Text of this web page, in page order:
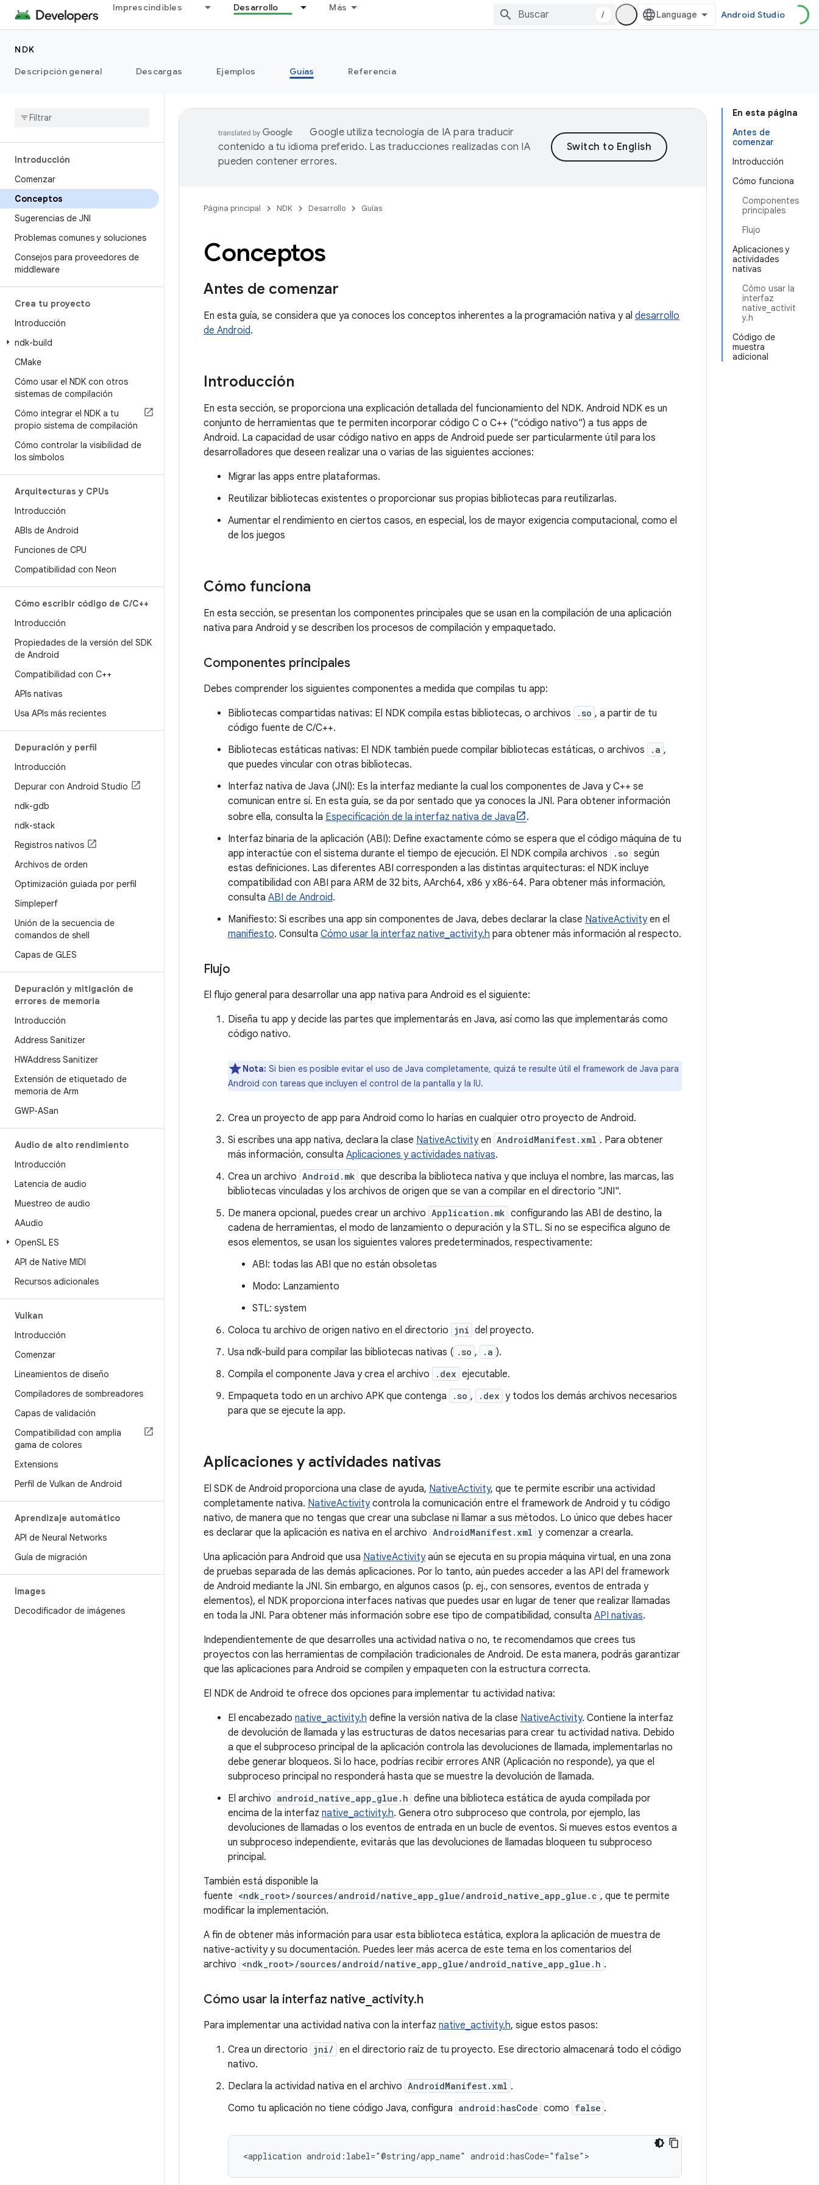
Imprescindibles Desarrollo Más
/ Android Studio
NDK
Descripción general
Descargas Ejemplos Guías Referencia
Introducción
Comenzar
Conceptos
Sugerencias de JNI
Problemas comunes y soluciones
Consejos para proveedores de
middleware
Crea tu proyecto
Introducción
ndk-build
CMake
Cómo usar el NDK con otros
sistemas de compilación
Cómo integrar el NDK a tu
propio sistema de compilación
Cómo controlar la visibilidad de
los símbolos
Arquitecturas y CPUs
Introducción
ABIs de Android
Funciones de CPU
Compatibilidad con Neon
Cómo escribir código de C/C++
Introducción
Propiedades de la versión del SDK
de Android
Compatibilidad con C++
APIs nativas
Usa APIs más recientes
Depuración y perfil
Introducción
Depurar con Android Studio
ndk-gdb
ndk-stack
Registros nativos
Archivos de orden
Optimización guiada por perfil
Simpleperf
Unión de la secuencia de
comandos de shell
Capas de GLES
Depuración y mitigación de
errores de memoria
Introducción
Address Sanitizer
HWAddress Sanitizer
Extensión de etiquetado de
memoria de Arm
GWP-ASan
Audio de alto rendimiento
Introducción
Latencia de audio
Muestreo de audio
AAudio
OpenSL ES
API de Native MIDI
Recursos adicionales
Vulkan
Introducción
Comenzar
Lineamientos de diseño
Compiladores de sombreadores
Capas de validación
Compatibilidad con amplia
gama de colores
Extensions
Perfil de Vulkan de Android
Aprendizaje automático
API de Neural Networks
Guía de migración
Images
Decodificador de imágenes
En esta página
Antes de
comenzar
Introducción
Cómo funciona
Componentes
principales
Flujo
Aplicaciones y
actividades
nativas
Cómo usar la
interfaz
native_activit
y.h
Código de
muestra
adicional
Google utiliza tecnología de IA para traducir
contenido a tu idioma preferido. Las traducciones realizadas con IA
pueden contener errores.
Página principal NDK Desarrollo Guías
Conceptos
Antes de comenzar
En esta guía, se considera que ya conoces los conceptos inherentes a la programación nativa y al desarrollo
de Android.
Introducción
En esta sección, se proporciona una explicación detallada del funcionamiento del NDK. Android NDK es un
conjunto de herramientas que te permiten incorporar código C o C++ ("código nativo") a tus apps de
Android. La capacidad de usar código nativo en apps de Android puede ser particularmente útil para los
desarrolladores que deseen realizar una o varias de las siguientes acciones:
Migrar las apps entre plataformas.
Reutilizar bibliotecas existentes o proporcionar sus propias bibliotecas para reutilizarlas.
Aumentar el rendimiento en ciertos casos, en especial, los de mayor exigencia computacional, como el
de los juegos
Cómo funciona
En esta sección, se presentan los componentes principales que se usan en la compilación de una aplicación
nativa para Android y se describen los procesos de compilación y empaquetado.
Componentes principales
Debes comprender los siguientes componentes a medida que compilas tu app:
Bibliotecas compartidas nativas: El NDK compila estas bibliotecas, o archivos
.so , a partir de tu
código fuente de C/C++.
Bibliotecas estáticas nativas: El NDK también puede compilar bibliotecas estáticas, o archivos
.a ,
que puedes vincular con otras bibliotecas.
Interfaz nativa de Java (JNI): Es la interfaz mediante la cual los componentes de Java y C++ se
comunican entre sí. En esta guía, se da por sentado que ya conoces la JNI. Para obtener información
sobre ella, consulta la Especificación de la interfaz nativa de Java
.
Interfaz binaria de la aplicación (ABI): Define exactamente cómo se espera que el código máquina de tu
app interactúe con el sistema durante el tiempo de ejecución. El NDK compila archivos
.so según
estas definiciones. Las diferentes ABI corresponden a las distintas arquitecturas: el NDK incluye
compatibilidad con ABI para ARM de 32 bits, AArch64, x86 y x86-64. Para obtener más información,
consulta ABI de Android.
Manifiesto: Si escribes una app sin componentes de Java, debes declarar la clase NativeActivityen el
manifiesto. Consulta Cómo usar la interfaz native_activity.h para obtener más información al respecto.
Flujo
El flujo general para desarrollar una app nativa para Android es el siguiente:
Diseña tu app y decide las partes que implementarás en Java, así como las que implementarás como
código nativo.
Nota: Si bien es posible evitar el uso de Java completamente, quizá te resulte útil el framework de Java para
Android con tareas que incluyen el control de la pantalla y la IU.
Crea un proyecto de app para Android como lo harías en cualquier otro proyecto de Android.
Si escribes una app nativa, declara la clase NativeActivityen AndroidManifest.xml . Para obtener
más información, consulta Aplicaciones y actividades nativas.
Crea un archivo Android.mk que describa la biblioteca nativa y que incluya el nombre, las marcas, las
bibliotecas vinculadas y los archivos de origen que se van a compilar en el directorio "JNI".
De manera opcional, puedes crear un archivo Application.mk configurando las ABI de destino, la
cadena de herramientas, el modo de lanzamiento o depuración y la STL. Si no se especifica alguno de
esos elementos, se usan los siguientes valores predeterminados, respectivamente:
ABI: todas las ABI que no están obsoletas
Modo: Lanzamiento
STL: system
Coloca tu archivo de origen nativo en el directorio jni del proyecto.
Usa ndk-build para compilar las bibliotecas nativas ( .so , .a ).
Compila el componente Java y crea el archivo
.dex ejecutable.
Empaqueta todo en un archivo APK que contenga
.so , .dex y todos los demás archivos necesarios
para que se ejecute la app.
Aplicaciones y actividades nativas
El SDK de Android proporciona una clase de ayuda, NativeActivity, que te permite escribir una actividad
completamente nativa. NativeActivitycontrola la comunicación entre el framework de Android y tu código
nativo, de manera que no tengas que crear una subclase ni llamar a sus métodos. Lo único que debes hacer
es declarar que la aplicación es nativa en el archivo AndroidManifest.xml y comenzar a crearla.
Una aplicación para Android que usa NativeActivityaún se ejecuta en su propia máquina virtual, en una zona
de pruebas separada de las demás aplicaciones. Por lo tanto, aún puedes acceder a las API del framework
de Android mediante la JNI. Sin embargo, en algunos casos (p. ej., con sensores, eventos de entrada y
elementos), el NDK proporciona interfaces nativas que puedes usar en lugar de tener que realizar llamadas
en toda la JNI. Para obtener más información sobre ese tipo de compatibilidad, consulta API nativas.
Independientemente de que desarrolles una actividad nativa o no, te recomendamos que crees tus
proyectos con las herramientas de compilación tradicionales de Android. De esta manera, podrás garantizar
que las aplicaciones para Android se compilen y empaqueten con la estructura correcta.
El NDK de Android te ofrece dos opciones para implementar tu actividad nativa:
El encabezado native_activity.h define la versión nativa de la clase NativeActivity. Contiene la interfaz
de devolución de llamada y las estructuras de datos necesarias para crear tu actividad nativa. Debido
a que el subproceso principal de la aplicación controla las devoluciones de llamada, implementarlas no
debe generar bloqueos. Si lo hace, podrías recibir errores ANR (Aplicación no responde), ya que el
subproceso principal no responderá hasta que se muestre la devolución de llamada.
El archivo android_native_app_glue.h define una biblioteca estática de ayuda compilada por
encima de la interfaz native_activity.h. Genera otro subproceso que controla, por ejemplo, las
devoluciones de llamadas o los eventos de entrada en un bucle de eventos. Si mueves estos eventos a
un subproceso independiente, evitarás que las devoluciones de llamadas bloqueen tu subproceso
principal.
También está disponible la
fuente <ndk_root>/sources/android/native_app_glue/android_native_app_glue.c , que te permite
modificar la implementación.
A fin de obtener más información para usar esta biblioteca estática, explora la aplicación de muestra de
native-activity y su documentación. Puedes leer más acerca de este tema en los comentarios del
archivo <ndk_root>/sources/android/native_app_glue/android_native_app_glue.h .
Cómo usar la interfaz native activity.h
Para implementar una actividad nativa con la interfaz native_activity.h, sigue estos pasos:
Crea un directorio jni/ en el directorio raíz de tu proyecto. Ese directorio almacenará todo el código
nativo.
Declara la actividad nativa en el archivo AndroidManifest.xml .
Como tu aplicación no tiene código Java, configura android:hasCode como false .
<application android:label="@string/app_name"